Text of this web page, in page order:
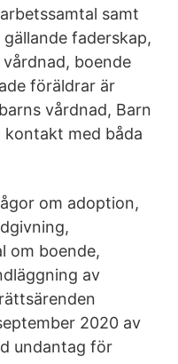
samt
faderskap,
boende
föräldrar är
vårdnad, Barn
med båda
om adoption,
om boende,
av
2020 av
undantag för